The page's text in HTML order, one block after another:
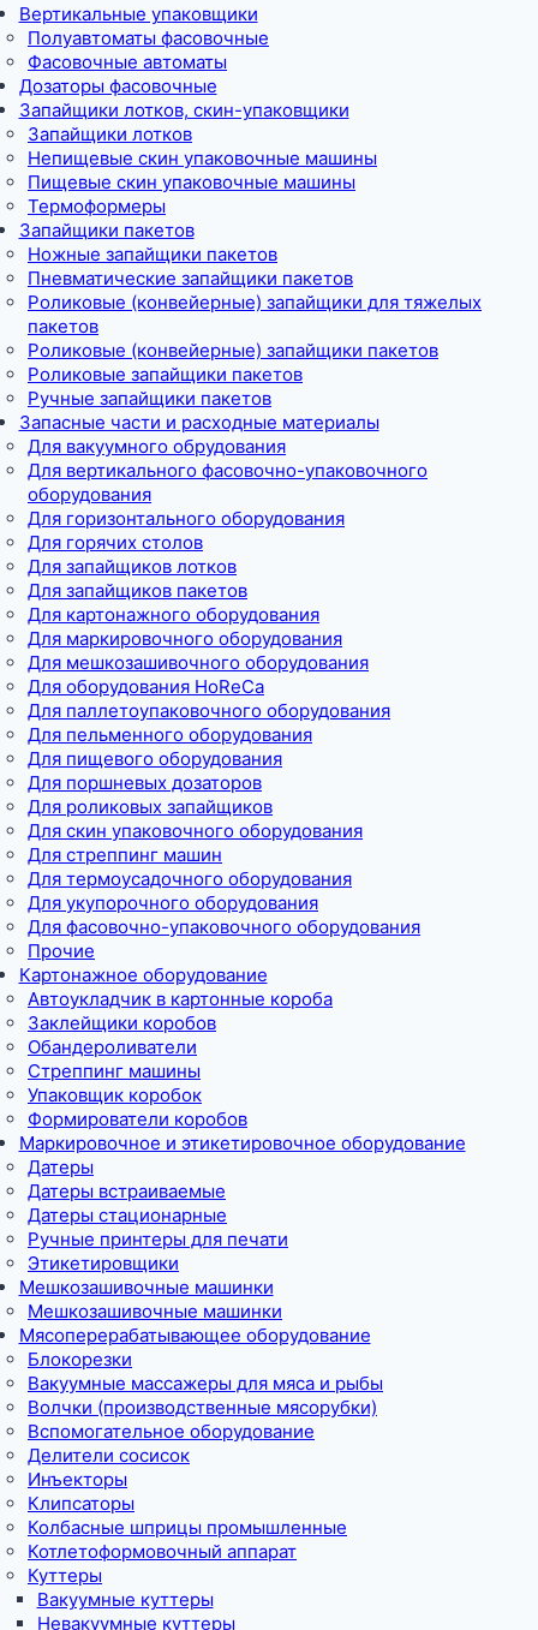
Вертикальные упаковщики
Полуавтоматы фасовочные
Фасовочные автоматы
Дозаторы фасовочные
Запайщики лотков, скин-упаковщики
Запайщики лотков
Непищевые скин упаковочные машины
Пищевые скин упаковочные машины
Термоформеры
Запайщики пакетов
Ножные запайщики пакетов
Пневматические запайщики пакетов
Роликовые (конвейерные) запайщики для тяжелых
пакетов
Роликовые (конвейерные) запайщики пакетов
Роликовые запайщики пакетов
Ручные запайщики пакетов
Запасные части и расходные материалы
Для вакуумного обрудования
Для вертикального фасовочно-упаковочного
оборудования
Для горизонтального оборудования
Для горячих столов
Для запайщиков лотков
Для запайщиков пакетов
Для картонажного оборудования
Для маркировочного оборудования
Для мешкозашивочного оборудования
Для оборудования HoReCa
Для паллетоупаковочного оборудования
Для пельменного оборудования
Для пищевого оборудования
Для поршневых дозаторов
Для роликовых запайщиков
Для скин упаковочного оборудования
Для стреппинг машин
Для термоусадочного оборудования
Для укупорочного оборудования
Для фасовочно-упаковочного оборудования
Прочие
Картонажное оборудование
Автоукладчик в картонные короба
Заклейщики коробов
Обандероливатели
Стреппинг машины
Упаковщик коробок
Формирователи коробов
Маркировочное и этикетировочное оборудование
Датеры
Датеры встраиваемые
Датеры стационарные
Ручные принтеры для печати
Этикетировщики
Мешкозашивочные машинки
Мешкозашивочные машинки
Мясоперерабатывающее оборудование
Блокорезки
Вакуумные массажеры для мяса и рыбы
Волчки (производственные мясорубки)
Вспомогательное оборудование
Делители сосисок
Инъекторы
Клипсаторы
Колбасные шприцы промышленные
Котлетоформовочный аппарат
Куттеры
Вакуумные куттеры
Невакуумные куттеры